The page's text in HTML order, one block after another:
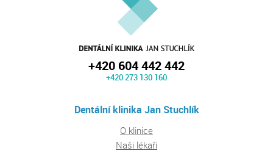
+420 604 442 442
+420 273 130 160
Dentální klinika Jan Stuchlík
O klinice
Naši lékaři